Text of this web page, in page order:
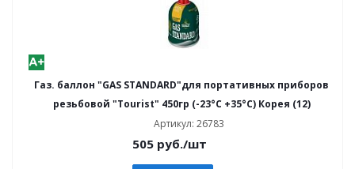
Газ. баллон "GAS STANDARD"для портативных приборов
резьбовой "Tourist" 450гр (-23°С +35°С) Корея (12)
Артикул: 26783
505 руб./шт